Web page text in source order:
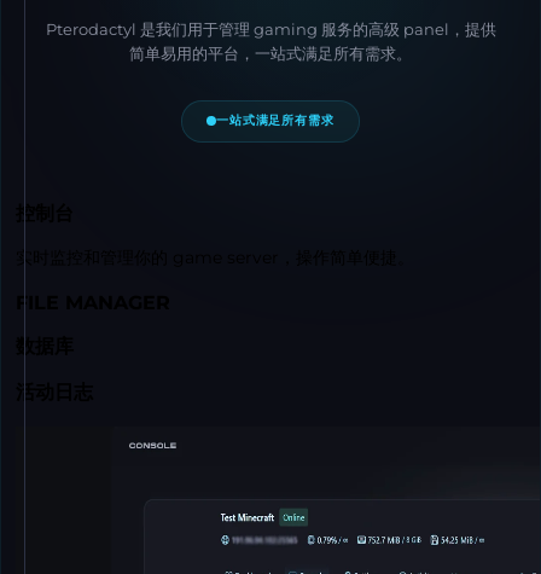
Pterodactyl 是我们用于管理 gaming 服务的高级 panel，提供
简单易用的平台，一站式满足所有需求。
一站式满足所有需求